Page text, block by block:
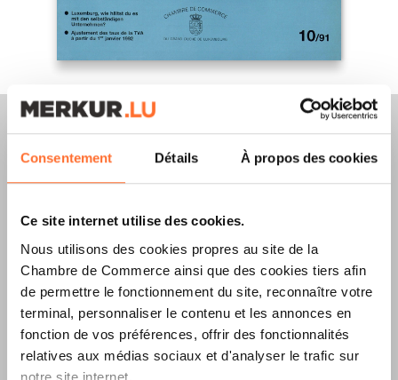
Consentement Détails À propos des cookies
Ce site internet utilise des cookies.
Nous utilisons des cookies propres au site de la
Chambre de Commerce ainsi que des cookies tiers afin
de permettre le fonctionnement du site, reconnaître votre
terminal, personnaliser le contenu et les annonces en
fonction de vos préférences, offrir des fonctionnalités
relatives aux médias sociaux et d'analyser le trafic sur
notre site internet.
Merkur Magazine
L’ÉDITIONÉTÉ
2026EST
DISPONIBLE !